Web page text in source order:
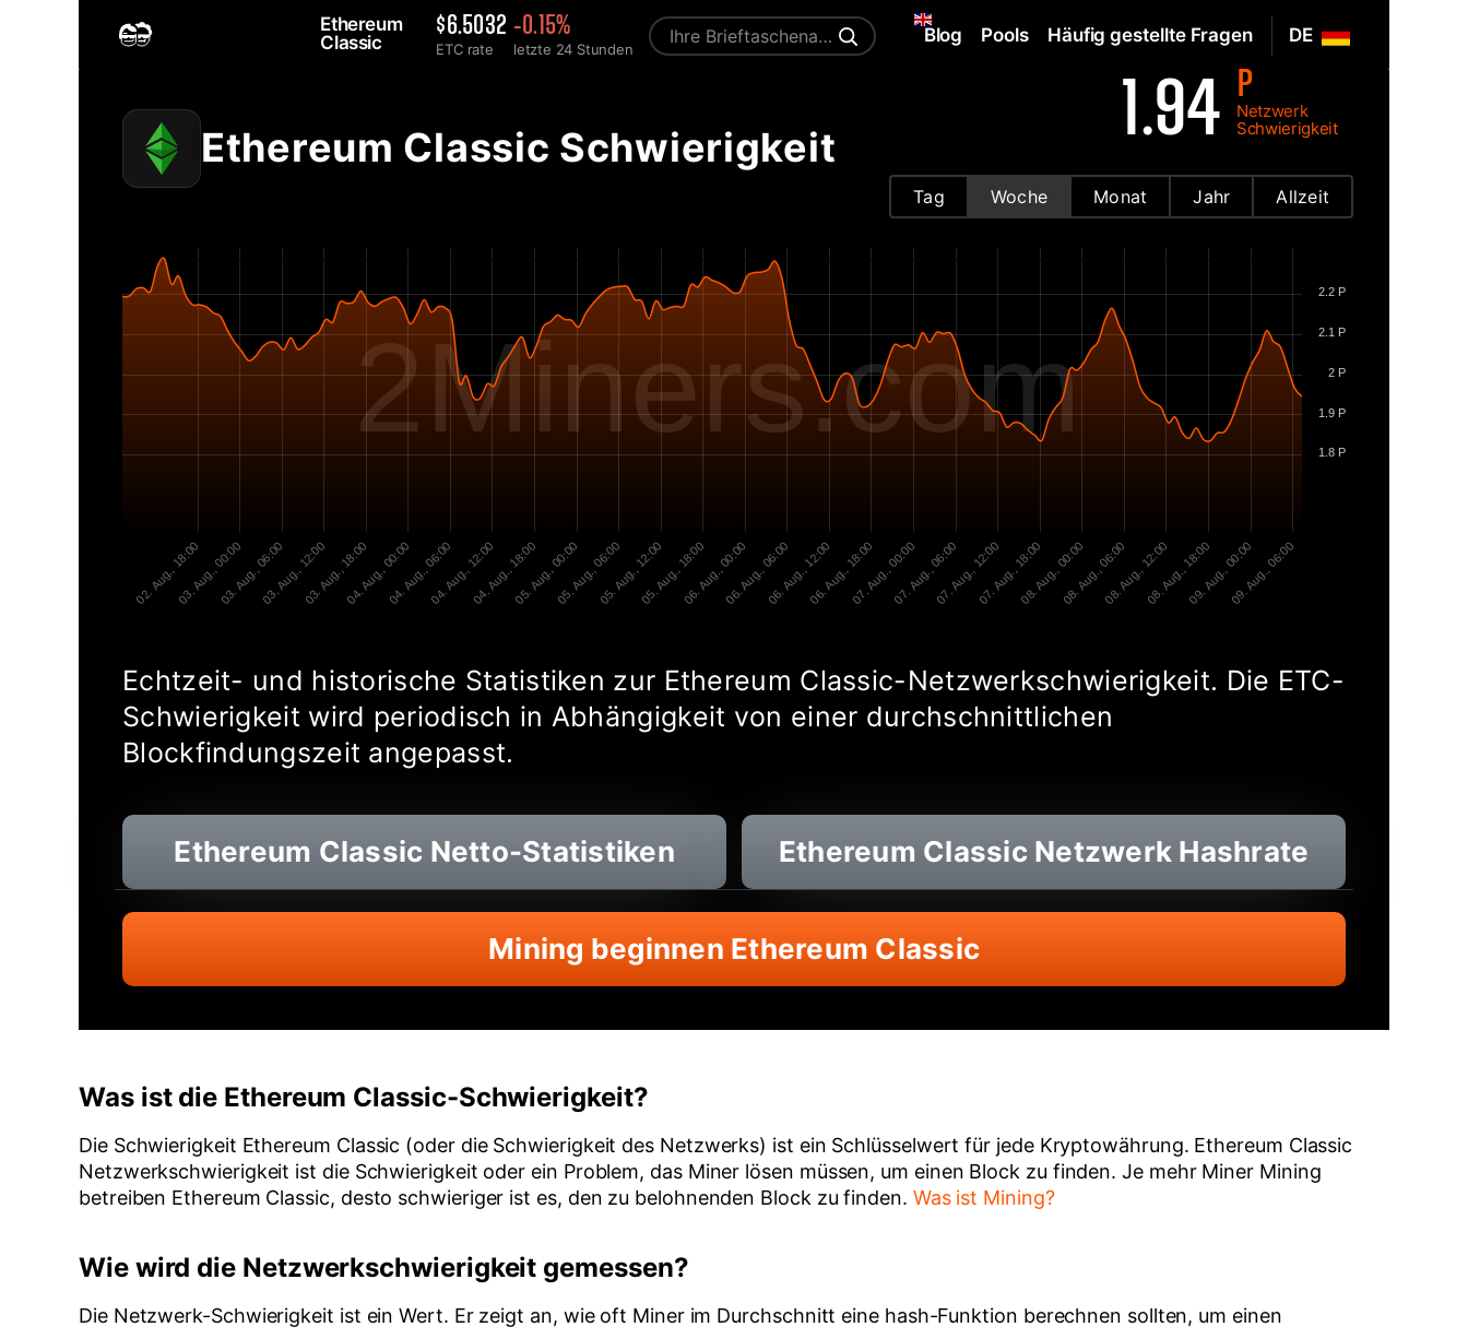
Ethereum
Classic
$6.5032
ETC rate
-0.15%
letzte 24 Stunden
DE
Blog Pools Häufig gestellte Fragen
Ethereum Classic Schwierigkeit 1.94 P
Netzwerk
Schwierigkeit
Tag Woche Monat Jahr Allzeit
2Miners.com
02. Aug., 18:0003. Aug., 00:0003. Aug., 06:0003. Aug., 12:0003. Aug., 18:0004. Aug., 00:0004. Aug., 06:0004. Aug., 12:0004. Aug., 18:0005. Aug., 00:0005. Aug., 06:0005. Aug., 12:0005. Aug., 18:0006. Aug., 00:0006. Aug., 06:0006. Aug., 12:0006. Aug., 18:0007. Aug., 00:0007. Aug., 06:0007. Aug., 12:0007. Aug., 18:0008. Aug., 00:0008. Aug., 06:0008. Aug., 12:0008. Aug., 18:0009. Aug., 00:0009. Aug., 06:00
1.8 P
1.9 P
2 P
2.1 P
2.2 P
Echtzeit- und historische Statistiken zur Ethereum Classic-Netzwerkschwierigkeit. Die ETC-
Schwierigkeit wird periodisch in Abhängigkeit von einer durchschnittlichen
Blockfindungszeit angepasst.
Ethereum Classic Netto-Statistiken Ethereum ClassicNetzwerk Hashrate
Mining beginnen Ethereum Classic
Was ist die Ethereum Classic-Schwierigkeit?
Die Schwierigkeit Ethereum Classic (oder die Schwierigkeit des Netzwerks) ist ein Schlüsselwert für jede Kryptowährung. Ethereum Classic
Netzwerkschwierigkeit ist die Schwierigkeit oder ein Problem, das Miner lösen müssen, um einen Block zu finden. Je mehr Miner Mining
betreiben Ethereum Classic, desto schwieriger ist es, den zu belohnenden Block zu finden. Was ist Mining?
Wie wird die Netzwerkschwierigkeit gemessen?
Die Netzwerk-Schwierigkeit ist ein Wert. Er zeigt an, wie oft Miner im Durchschnitt eine hash-Funktion berechnen sollten, um einen